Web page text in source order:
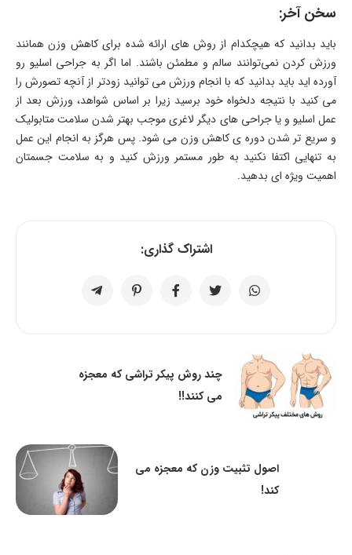
سخن آخر:
باید بدانید که هیچکدام از روش های ارائه شده برای کاهش وزن همانند
ورزش کردن نمی‌توانند سالم و مطمئن باشند. اما اگر به جراحی اسلیو رو
آورده اید باید بدانید که با انجام ورزش می توانید زودتر از آنچه تصورش را
می کنید با نتیجه دلخواه خود برسید زیرا بر اساس شواهد، ورزش بعد از
عمل اسلیو و یا جراحی های دیگر لاغری موجب بهتر شدن سلامت متابولیک
و سریع تر شدن دوره ی کاهش وزن می شود. پس هرگز به انجام این عمل
به تنهایی اکتفا نکنید به طور مستمر ورزش کنید و به سلامت جسمتان
اهمیت ویژه ای بدهید.
اشتراک گذاری:
چند روش پیکر تراشی که معجزه
می کنند!!
اصول تثبیت وزن که معجزه می
کند!